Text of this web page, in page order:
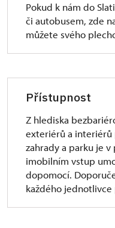
Pokud k nám do
či autobusem, zde
můžete svého
hlavní
u
u
Velmi vhodný je
Přístupnost
Z hlediska
exteriérů a interiérů
zahrady a parku je
imobilním vstup
dopomocí.
každého